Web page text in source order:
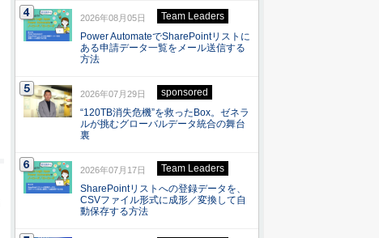
2026年08月05日
Team Leaders
Power AutomateでSharePointリストに
ある申請データ一覧をメール送信する
方法
2026年07月29日
sponsored
“120TB消失危機”を救ったBox。ゼネラ
ルが挑むグローバルデータ統合の舞台
裏
2026年07月17日
Team Leaders
SharePointリストへの登録データを、
CSVファイル形式に成形／変換して自
動保存する方法